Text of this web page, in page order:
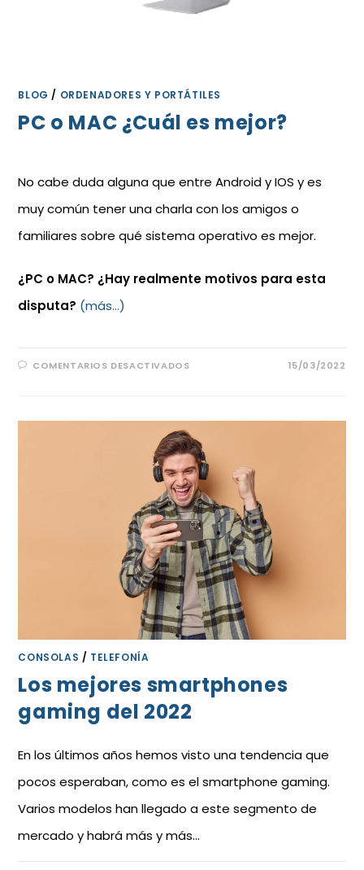
BLOG / ORDENADORES Y PORTÁTILES
PC o MAC ¿Cuál es mejor?
No cabe duda alguna que entre Android y IOS y es
muy común tener una charla con los amigos o
familiares sobre qué sistema operativo es mejor.
¿PC o MAC? ¿Hay realmente motivos para esta
disputa? (más…)
COMENTARIOS DESACTIVADOS 15/03/2022
CONSOLAS / TELEFONÍA
Los mejores smartphones
gaming del 2022
En los últimos años hemos visto una tendencia que
pocos esperaban, como es el smartphone gaming.
Varios modelos han llegado a este segmento de
mercado y habrá más y más…